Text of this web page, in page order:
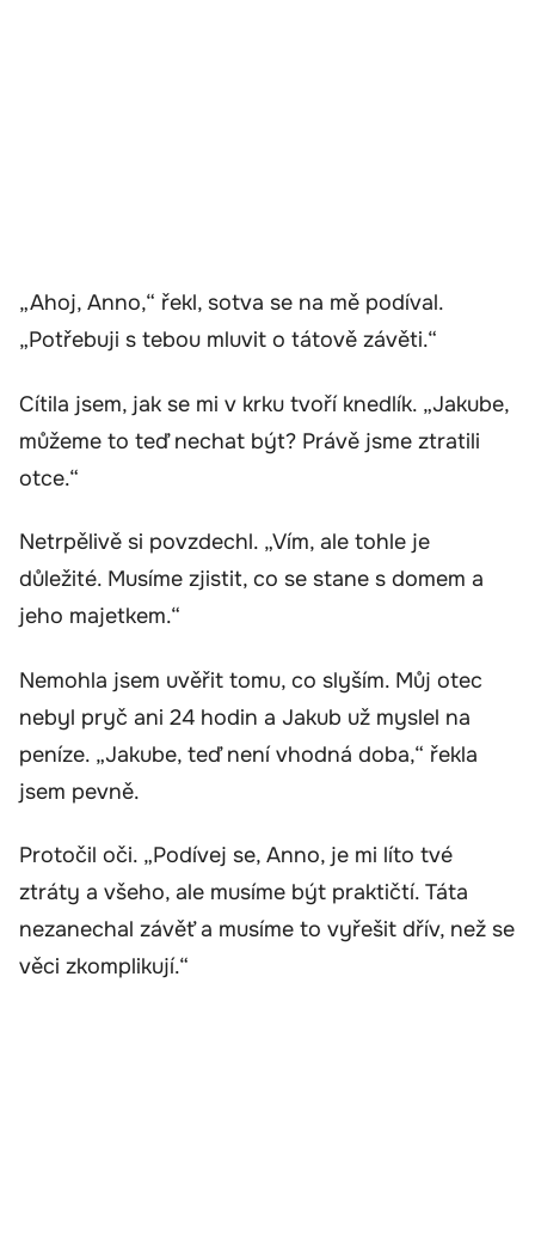
„Ahoj, Anno,“ řekl, sotva se na mě podíval.
„Potřebuji s tebou mluvit o tátově závěti.“
Cítila jsem, jak se mi v krku tvoří knedlík. „Jakube,
můžeme to teď nechat být? Právě jsme ztratili
otce.“
Netrpělivě si povzdechl. „Vím, ale tohle je
důležité. Musíme zjistit, co se stane s domem a
jeho majetkem.“
Nemohla jsem uvěřit tomu, co slyším. Můj otec
nebyl pryč ani 24 hodin a Jakub už myslel na
peníze. „Jakube, teď není vhodná doba,“ řekla
jsem pevně.
Protočil oči. „Podívej se, Anno, je mi líto tvé
ztráty a všeho, ale musíme být praktičtí. Táta
nezanechal závěť a musíme to vyřešit dřív, než se
věci zkomplikují.“